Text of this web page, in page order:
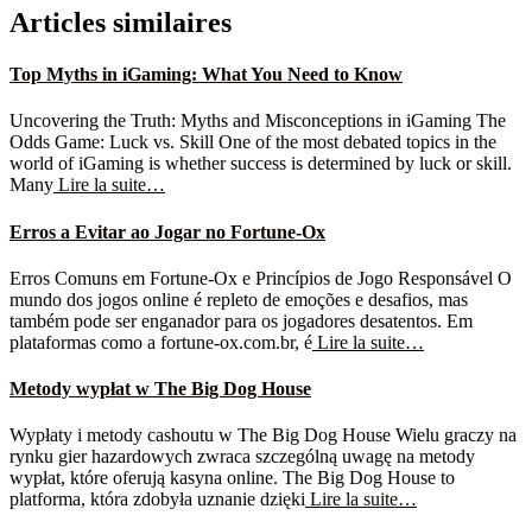
Articles similaires
Top Myths in iGaming: What You Need to Know
Uncovering the Truth: Myths and Misconceptions in iGaming The
Odds Game: Luck vs. Skill One of the most debated topics in the
world of iGaming is whether success is determined by luck or skill.
Many Lire la suite…
Erros a Evitar ao Jogar no Fortune-Ox
Erros Comuns em Fortune-Ox e Princípios de Jogo Responsável O
mundo dos jogos online é repleto de emoções e desafios, mas
também pode ser enganador para os jogadores desatentos. Em
plataformas como a fortune-ox.com.br, é Lire la suite…
Metody wypłat w The Big Dog House
Wypłaty i metody cashoutu w The Big Dog House Wielu graczy na
rynku gier hazardowych zwraca szczególną uwagę na metody
wypłat, które oferują kasyna online. The Big Dog House to
platforma, która zdobyła uznanie dzięki Lire la suite…